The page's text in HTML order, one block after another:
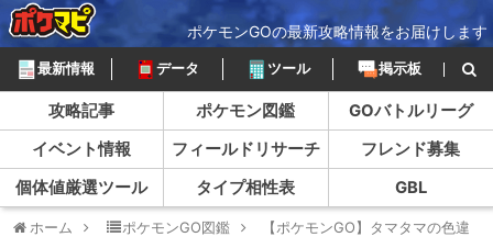
ポケモンGOの最新攻略情報をお届けします
最新情報 データ ツール 掲示板
攻略記事 ポケモン図鑑
GOバトルリーグ
イベント情報
フィールドリサーチ
フレンド募集
個体値厳選ツール
タイプ相性表 GBL
ホーム ポケモンGO図鑑
【ポケモンGO】タマタマの色違